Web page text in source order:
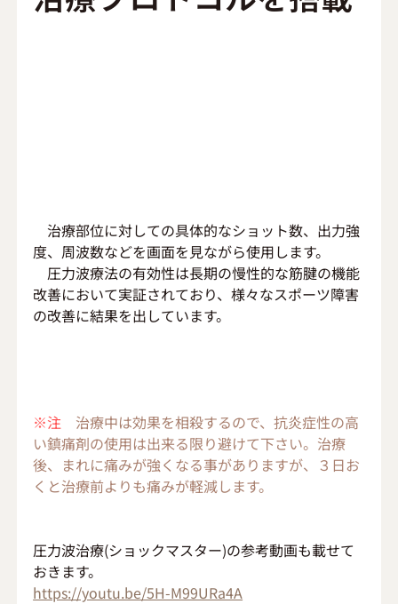
治療部位に対しての具体的なショット数、出力強
度、周波数などを画面を見ながら使用します。
圧力波療法の有効性は長期の慢性的な筋腱の機能
改善において実証されており、様々なスポーツ障害
の改善に結果を出しています。
※注 治療中は効果を相殺するので、抗炎症性の高
い鎮痛剤の使用は出来る限り避けて下さい。治療
後、まれに痛みが強くなる事がありますが、３日お
くと治療前よりも痛みが軽減します。
圧力波治療(ショックマスター)の参考動画も載せて
おきます。
https://youtu.be/5H-M99URa4A